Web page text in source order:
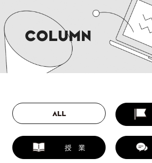
COLUMN
ALL
授 業